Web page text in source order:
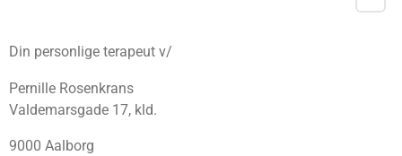
Din personlige terapeut v/
Pernille Rosenkrans
Valdemarsgade 17, kld.
9000 Aalborg